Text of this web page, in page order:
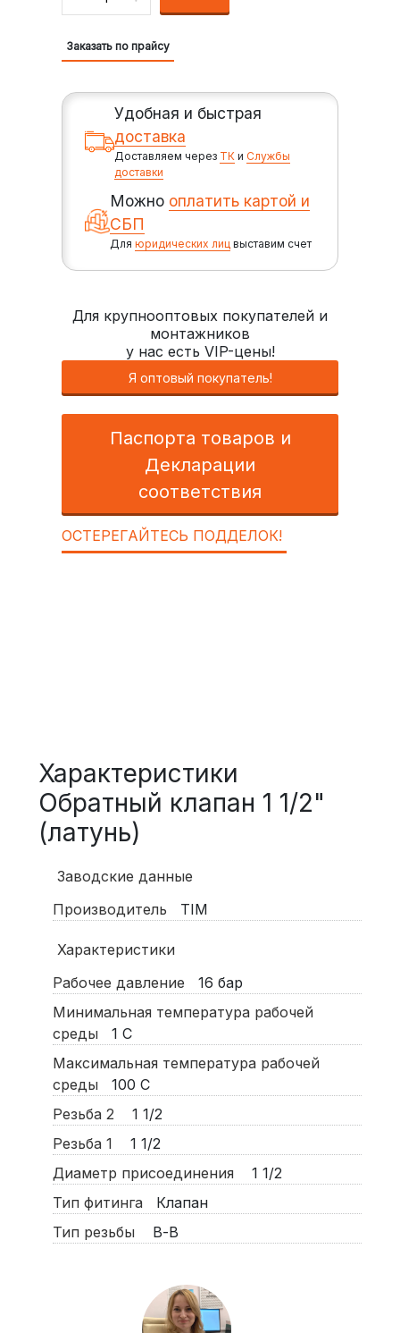
Заказать по прайсу
Удобная и быстрая
доставка
Доставляем через ТК иСлужбы
доставки
Можно оплатить картой и
СБП
Дляюридических лиц выставим счет
Для крупнооптовых покупателей и
монтажников
у нас есть VIP-цены!
Я оптовый покупатель!
Паспорта товаров и
Декларации
соответствия
ОСТЕРЕГАЙТЕСЬ ПОДДЕЛОК!
Характеристики
Обратный клапан 1 1/2"
(латунь)
Заводские данные
Производитель
TIM
Характеристики
Рабочее давление
16 бар
Минимальная температура рабочей
среды
1 С
Максимальная температура рабочей
среды
100 С
Резьба 2
1 1/2
Резьба 1
1 1/2
Диаметр присоединения
1 1/2
Тип фитинга
Клапан
Тип резьбы
В-В